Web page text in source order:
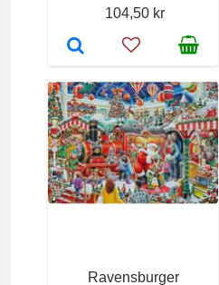
104,50 kr
Ravensburger